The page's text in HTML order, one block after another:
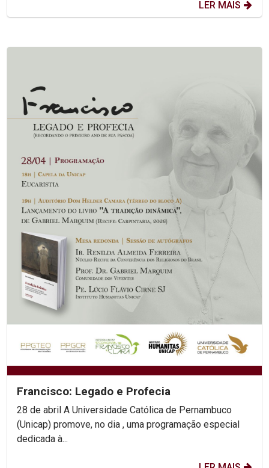
LER MAIS
Francisco: Legado e Profecia
28 de abril A Universidade Católica de Pernambuco
(Unicap) promove, no dia , uma programação especial
dedicada à...